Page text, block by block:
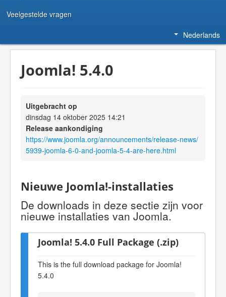
Veelgestelde vragen
Nederlands
Joomla! 5.4.0
Uitgebracht op
dinsdag 14 oktober 2025 14:21
Release aankondiging
https://www.joomla.org/announcements/release-news/
5939-joomla-6-0-and-joomla-5-4-are-here.html
Nieuwe Joomla!-installaties
De downloads in deze sectie zijn voor
nieuwe installaties van Joomla.
Joomla! 5.4.0 Full Package (.zip)
This is the full download package for Joomla!
5.4.0